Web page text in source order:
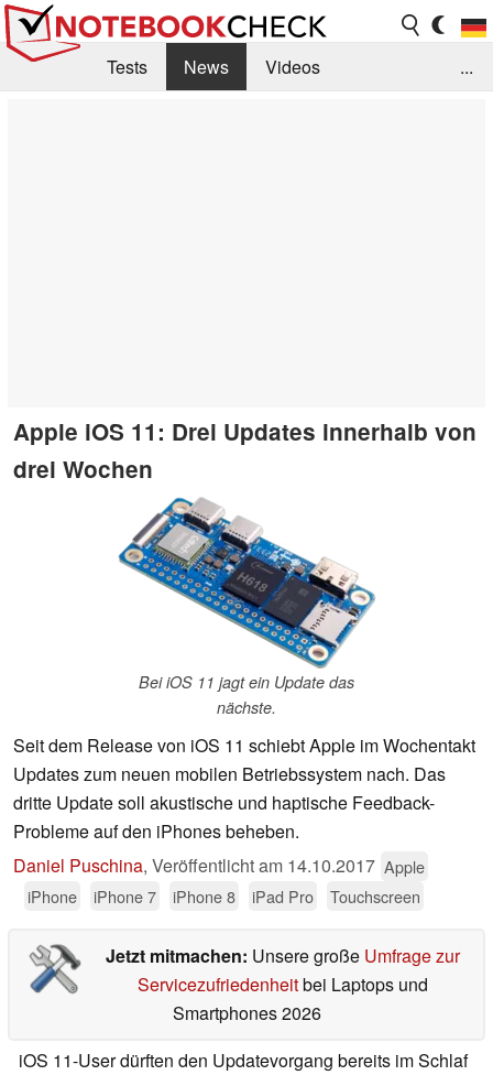
Tests News
Videos
...
Apple iOS 11: Drei Updates innerhalb von
drei Wochen
Bei iOS 11 jagt ein Update das
nächste.
Seit dem Release von iOS 11 schiebt Apple im Wochentakt
Updates zum neuen mobilen Betriebssystem nach. Das
dritte Update soll akustische und haptische Feedback-
Probleme auf den iPhones beheben.
Daniel Puschina, Veröffentlicht am 14.10.2017 Apple
iPhone
iPhone 7 iPhone 8 iPad Pro Touchscreen
Jetzt mitmachen: Unsere große Umfrage zur
Servicezufriedenheitbei Laptops und
Smartphones 2026
iOS 11-User dürften den Updatevorgang bereits im Schlaf